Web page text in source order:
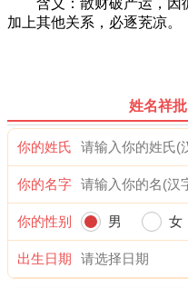
含义：散财破产运，因循
加上其他关系，必逐茺凉。
姓名祥批
你的姓氏
你的名字
你的性别 男 女
出生日期